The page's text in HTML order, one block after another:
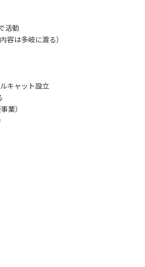
活動
容は多岐に渡る）
キャット設立
業）